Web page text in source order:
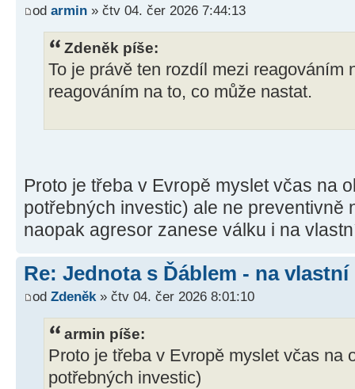
od armin » čtv 04. čer 2026 7:44:13
Zdeněk píše:
To je právě ten rozdíl mezi reagováním
reagováním na to, co může nastat.
Proto je třeba v Evropě myslet včas na
potřebných investic) ale ne preventivně
naopak agresor zanese válku i na
Re: Jednota s Ďáblem - na
od Zdeněk» čtv 04. čer 2026 8:01:10
armin píše:
Proto je třeba v Evropě myslet včas na
potřebných investic)